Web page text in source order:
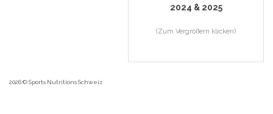
2024 & 2025
(Zum Vergrößern klicken)
2026 © Sports Nutritions Schweiz